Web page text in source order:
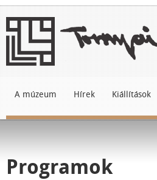
A múzeum Hírek Kiállítások
Programok